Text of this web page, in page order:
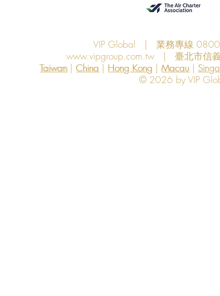
VIP Global | 業務專線
www.vipgroup.com.tw | 臺北市信
Taiwan | China | Hong Kong | Macau |
Hong Kong
China Macau
Taiwan
© 2026 by VIP